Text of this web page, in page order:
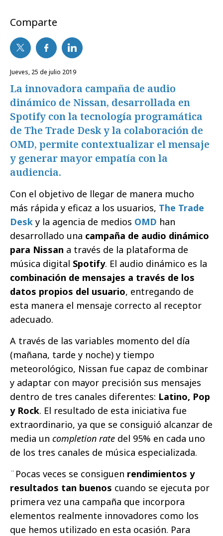
Comparte
jueves, 25 de julio 2019
La innovadora campaña de audio
dinámico de Nissan, desarrollada en
Spotify con la tecnología programática
de The Trade Desk y la colaboración de
OMD, permite contextualizar el mensaje
y generar mayor empatía con la
audiencia.
Con el objetivo de llegar de manera mucho
más rápida y eficaz a los usuarios, The Trade
Desk y la agencia de medios OMD han
desarrollado una campaña de audio dinámico
para Nissan a través de la plataforma de
música digital Spotify. El audio dinámico es la
combinación de mensajes a través de los
datos propios del usuario, entregando de
esta manera el mensaje correcto al receptor
adecuado.
A través de las variables momento del día
(mañana, tarde y noche) y tiempo
meteorológico, Nissan fue capaz de combinar
y adaptar con mayor precisión sus mensajes
dentro de tres canales diferentes: Latino, Pop
y Rock. El resultado de esta iniciativa fue
extraordinario, ya que se consiguió alcanzar de
media un completion rate del 95% en cada uno
de los tres canales de música especializada.
¨Pocas veces se consiguen rendimientos y
resultados tan buenos cuando se ejecuta por
primera vez una campaña que incorpora
elementos realmente innovadores como los
que hemos utilizado en esta ocasión. Para